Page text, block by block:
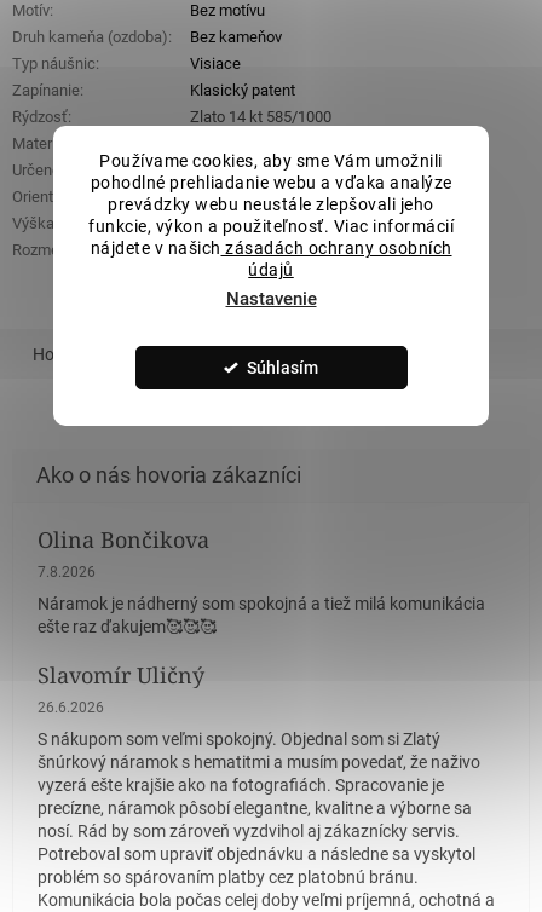
Používame cookies, aby sme Vám umožnili
pohodlné prehliadanie webu a vďaka analýze
prevádzky webu neustále zlepšovali jeho
funkcie, výkon a použiteľnosť. Viac informácií
nájdete v našich zásadách ochrany osobních
údajů
Nastavenie
Súhlasím
Motív:
Bez motívu
Druh kameňa (ozdoba):
Bez kameňov
Typ náušnic:
Visiace
Zapínanie:
Klasický patent
Rýdzosť:
Zlato 14 kt 585/1000
Materiál
Určené pre
Dámske
Orientačná hmotnosť:
2,82 g
Výška
39 mm
Rozmery ozdobnej časti: 6 mm x 26 mm
Hodnotenie Podobný tovar
Olina Bončikova
Hodnotenie obchodu je 5 z 5 hviezdičiek.
7.8.2026
Náramok je nádherný som spokojná a tiež milá komunikácia
ešte raz ďakujem🥰🥰🥰
Slavomír Uličný
Hodnotenie obchodu je 5 z 5 hviezdičiek.
26.6.2026
S nákupom som veľmi spokojný. Objednal som si Zlatý
šnúrkový náramok s hematitmi a musím povedať, že naživo
vyzerá ešte krajšie ako na fotografiách. Spracovanie je
precízne, náramok pôsobí elegantne, kvalitne a výborne sa
nosí. Rád by som zároveň vyzdvihol aj zákaznícky servis.
Potreboval som upraviť objednávku a následne sa vyskytol
problém so spárovaním platby cez platobnú bránu.
Komunikácia bola počas celej doby veľmi príjemná, ochotná a